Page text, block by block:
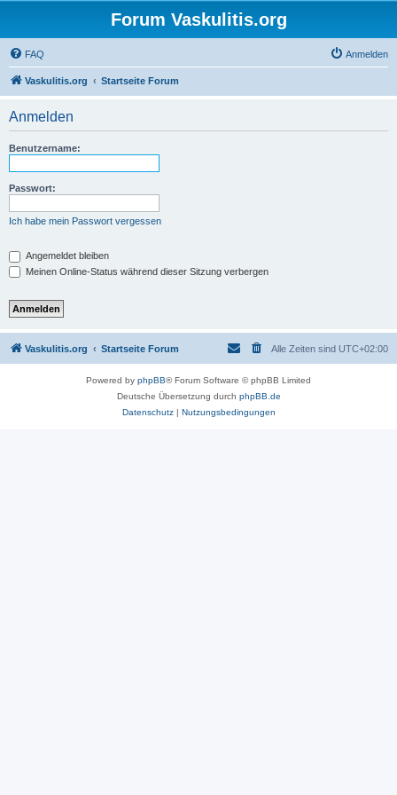
Forum Vaskulitis.org
FAQ Anmelden
Vaskulitis.org Startseite Forum
Anmelden
Benutzername:
Passwort:
Ich habe mein Passwort vergessen
Angemeldet bleiben
Meinen Online-Status während dieser Sitzung verbergen
Vaskulitis.org Startseite Forum Alle Zeiten sind UTC+02:00
Powered by phpBB® Forum Software © phpBB Limited
Deutsche Übersetzung durch phpBB.de
Datenschutz| Nutzungsbedingungen